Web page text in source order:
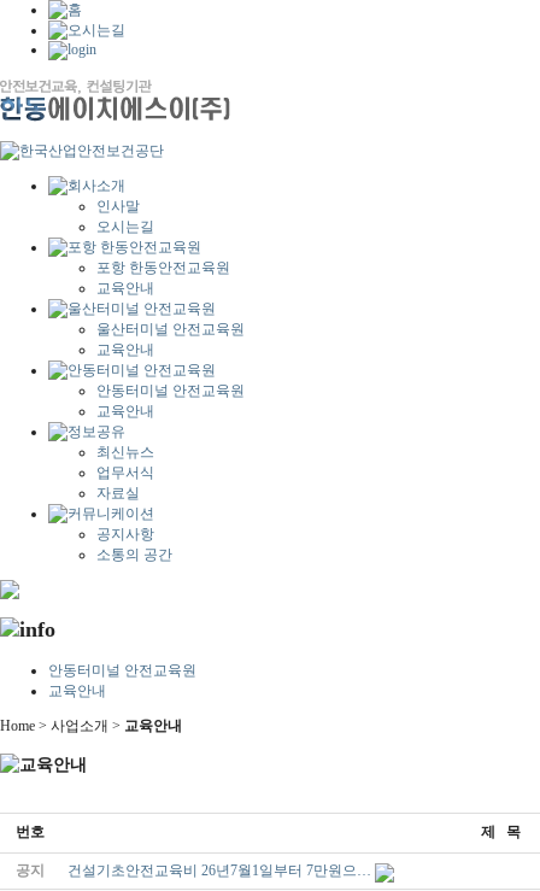
인사말
오시는길
포항 한동안전교육원
교육안내
울산터미널 안전교육원
교육안내
안동터미널 안전교육원
교육안내
최신뉴스
업무서식
자료실
공지사항
소통의 공간
안동터미널 안전교육원
교육안내
Home > 사업소개 > 교육안내
번호 제 목
공지 건설기초안전교육비 26년7월1일부터 7만원으…